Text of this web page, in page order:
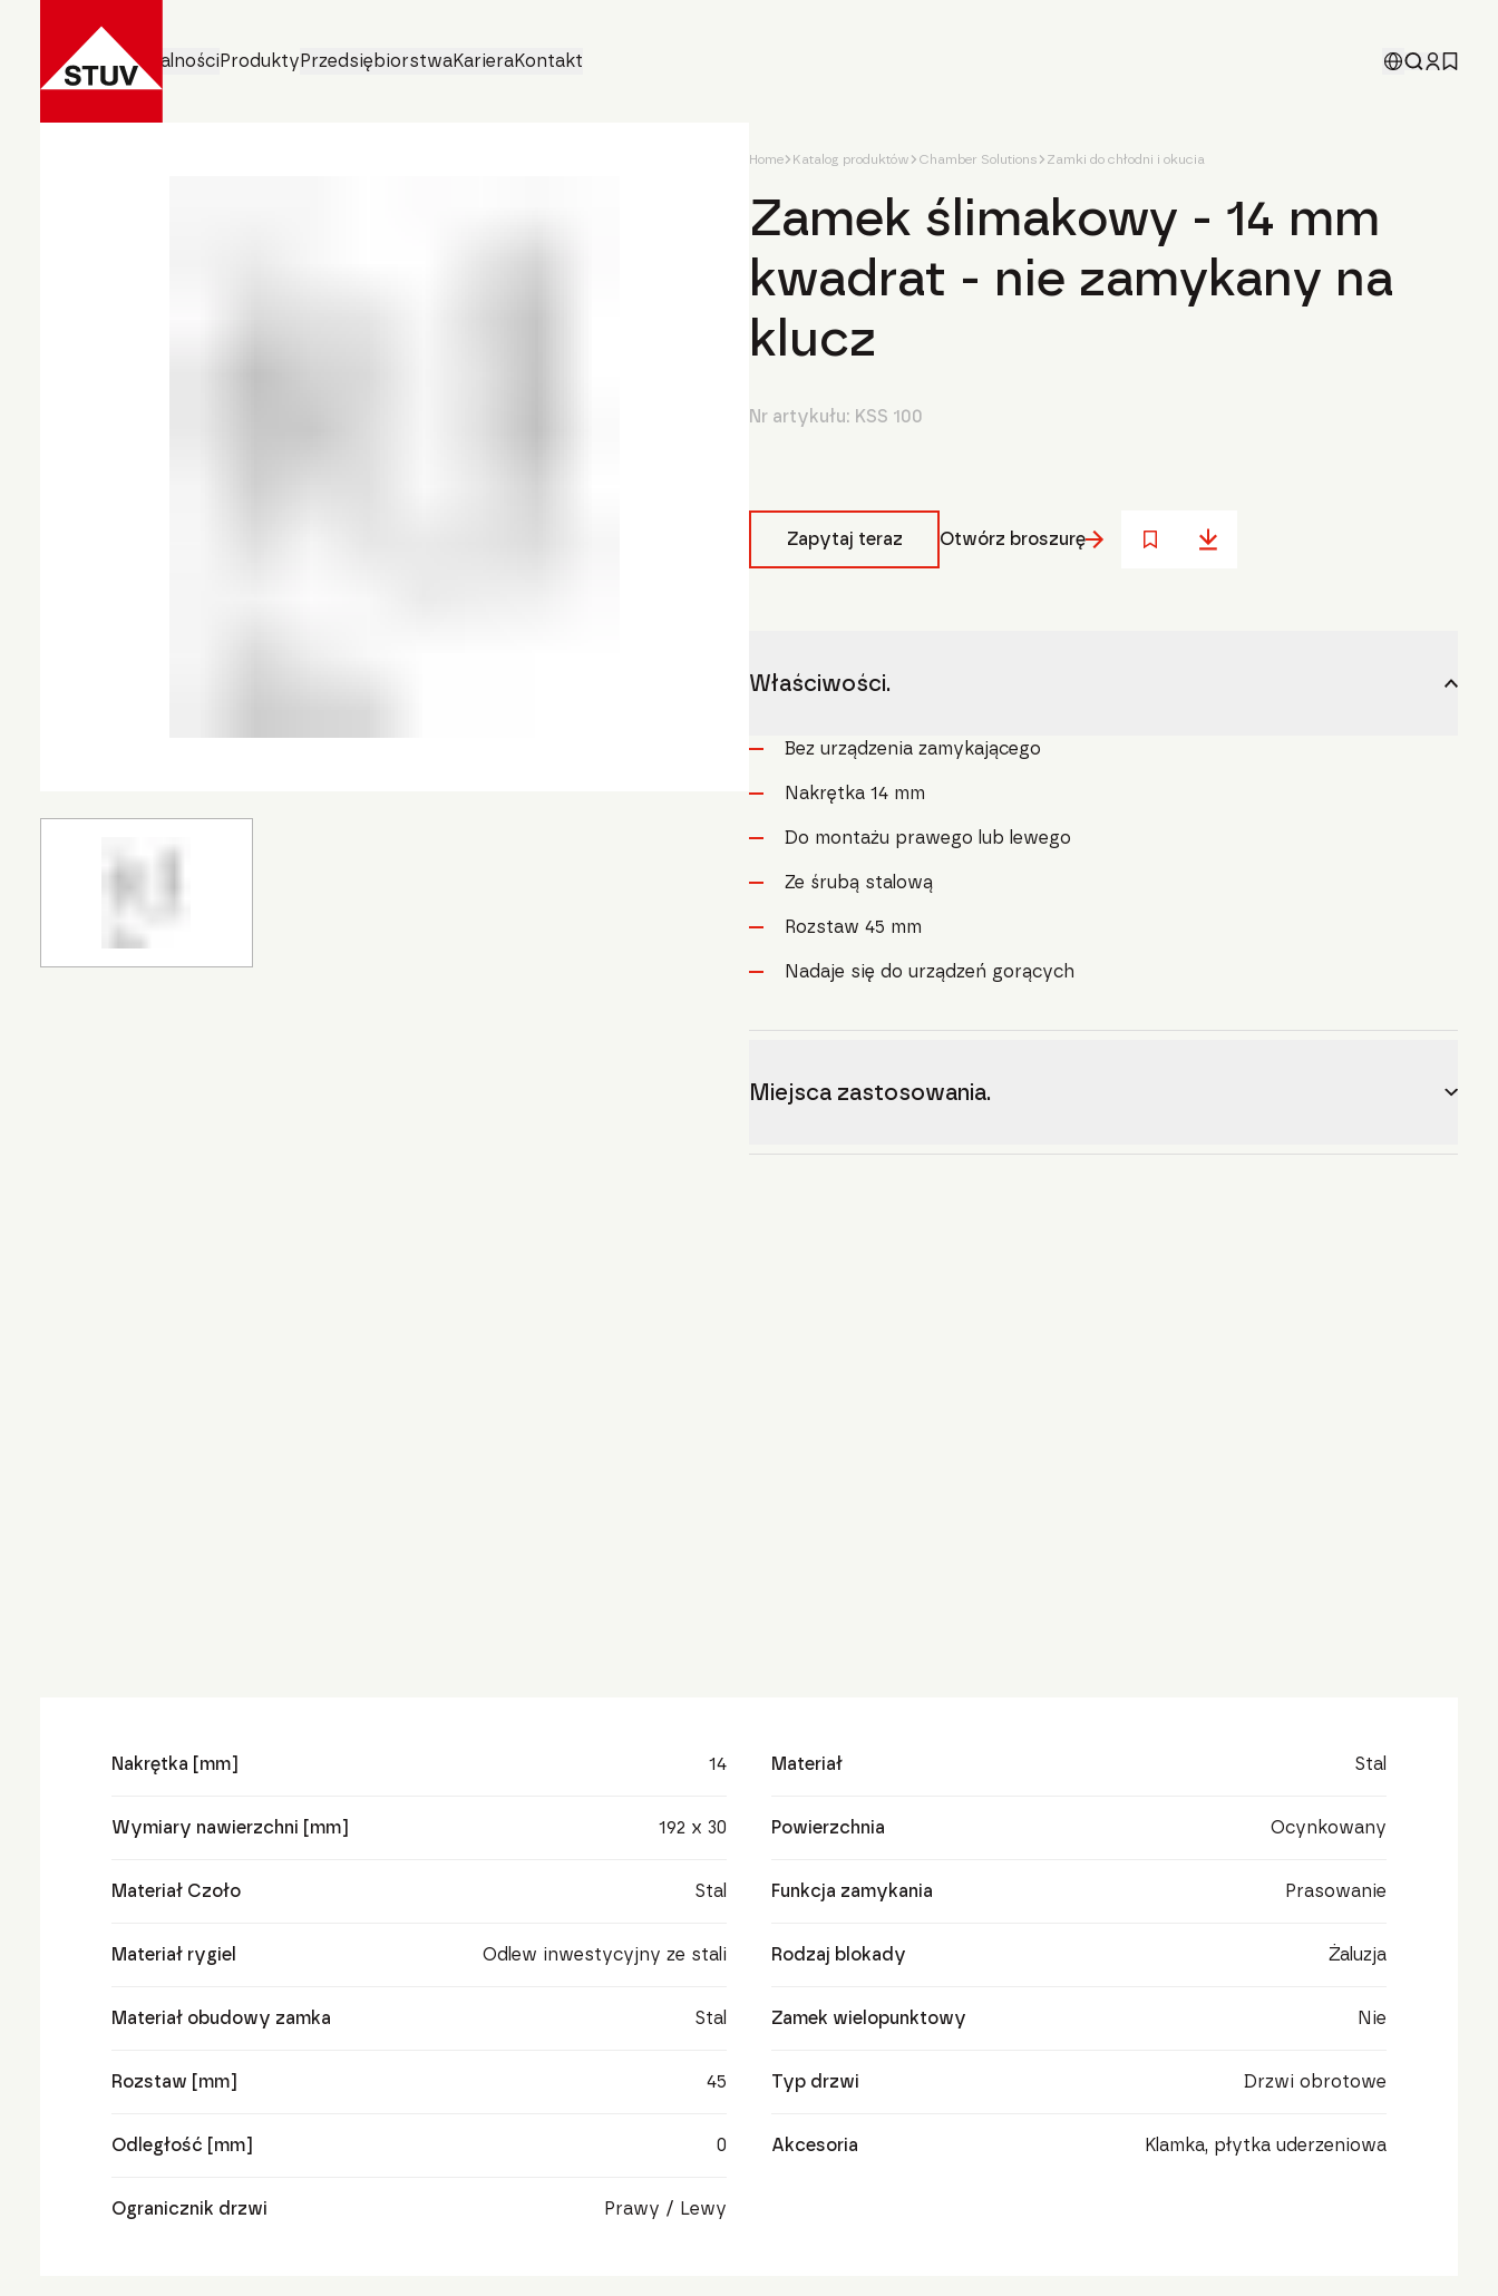
Obszary działalnościProduktyPrzedsiębiorstwaKarieraKontakt
Home Katalog produktów Chamber Solutions Zamki do chłodni i okucia
Zamek ślimakowy - 14 mm
kwadrat - nie zamykany na
klucz
Nr artykułu: KSS 100
Zapytaj teraz Otwórz broszurę
Właściwości.
Bez urządzenia zamykającego
Nakrętka 14 mm
Do montażu prawego lub lewego
Ze śrubą stalową
Rozstaw 45 mm
Nadaje się do urządzeń gorących
Miejsca zastosowania.
Nakrętka [mm] 14
Wymiary nawierzchni [mm] 192 x 30
Materiał Czoło Stal
Materiał rygiel Odlew inwestycyjny ze stali
Materiał obudowy zamka Stal
Rozstaw [mm] 45
Odległość [mm] 0
Ogranicznik drzwi Prawy / Lewy
Materiał Stal
Powierzchnia Ocynkowany
Funkcja zamykania Prasowanie
Rodzaj blokady Żaluzja
Zamek wielopunktowy Nie
Typ drzwi Drzwi obrotowe
Akcesoria Klamka, płytka uderzeniowa